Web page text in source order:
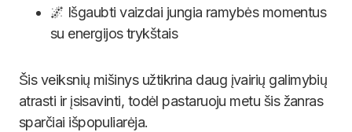
🌌 Išgaubti vaizdai jungia ramybės momentus
su energijos trykštais
Šis veiksnių mišinys užtikrina daug įvairių galimybių
atrasti ir įsisavinti, todėl pastaruoju metu šis žanras
sparčiai išpopuliarėja.